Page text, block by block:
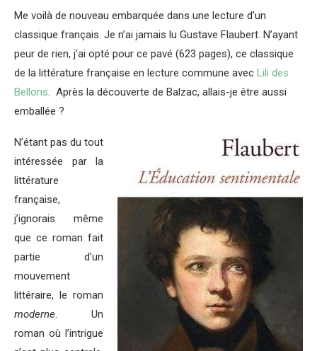
Me voilà de nouveau embarquée dans une lecture d’un
classique français. Je n’ai jamais lu Gustave Flaubert. N’ayant
peur de rien, j’ai opté pour ce pavé (623 pages), ce classique
de la littérature française en lecture commune avec Lili des
Bellons. Après la découverte de Balzac, allais-je être aussi
emballée ?
N’étant pas du tout
intéressée par la
littérature
française,
j’ignorais même
que ce roman fait
partie d’un
mouvement
littéraire, le roman
moderne. Un
roman où l’intrigue